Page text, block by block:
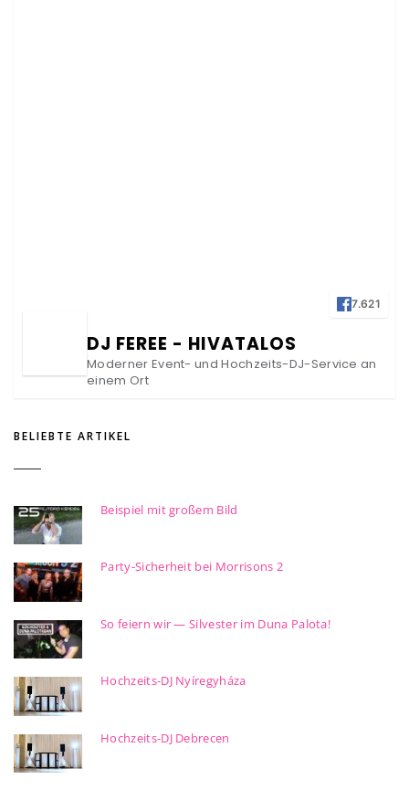
7.621
DJ FEREE - HIVATALOS
Moderner Event- und Hochzeits-DJ-Service an
einem Ort
BELIEBTE ARTIKEL
Beispiel mit großem Bild
Party-Sicherheit bei Morrisons 2
So feiern wir — Silvester im Duna Palota!
Hochzeits-DJ Nyíregyháza
Hochzeits-DJ Debrecen